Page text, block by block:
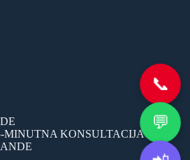
MINUTNA KONSULTACIJA
📞
💬